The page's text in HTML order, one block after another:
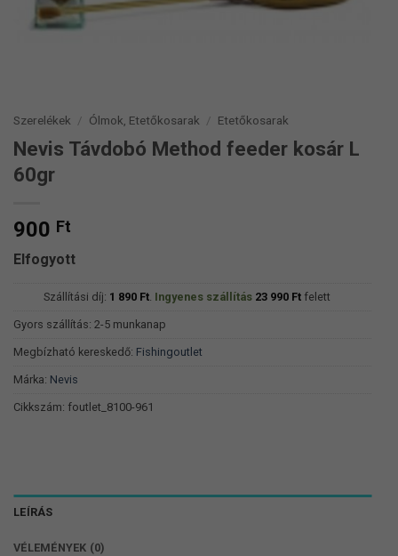
Szerelékek / Ólmok, Etetőkosarak / Etetőkosarak
Nevis Távdobó Method feeder kosár L
60gr
900 Ft
Elfogyott
Szállítási díj: 1 890 Ft. Ingyenes szállítás 23 990 Ftfelett
Gyors szállítás: 2-5 munkanap
Megbízható kereskedő: Fishingoutlet
Márka: Nevis
Cikkszám: foutlet_8100-961
LEÍRÁS
VÉLEMÉNYEK (0)